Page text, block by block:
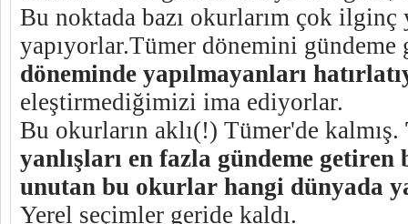
Bu noktada bazı okurlarım çok ilginç
yapıyorlar.Tümer dönemini
döneminde yapılmayanları
eleştirmediğimizi ima ediyorlar.
Bu okurların aklı(!) Tümer'de kalmış.
yanlışları en fazla gündeme
unutan bu okurlar hangi dünyada
Yerel seçimler geride kaldı.